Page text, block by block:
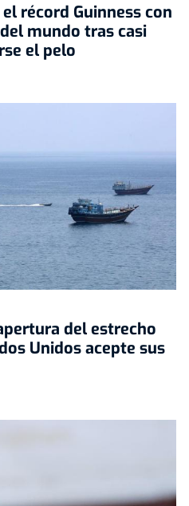
récord Guinness con
mundo tras casi
el pelo
del estrecho
Unidos acepte sus